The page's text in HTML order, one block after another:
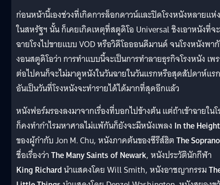
ก่อนหน้านี้เองช่วงที่เกิดการล็อกดาวน์และปิดโรงหนังหลายแห่ง
ในสหรัฐฯ นั้น ก็เคยเกิดเหตุที่สตูดิโอ Universal ชิงเอาหนังที่จะ
ฉายโรงไปขายแบบ VOD หรือวิดีโอออนดีมานด์ จนโรงหนังพา
งอนสตูดิโอว่า การทำแบบนี้จะเป็นการทำลายธุรกิจโรงหนัง เพ
ต่อไปคนก็จะไม่มาดูหนังในวันฉายในวันแรกหรือสุดสัปดาห์แรก
อันเป็นวันที่โรงหนังจะทำรายได้ได้มากที่สุดอีกแล้ว
หนังฟอร์มรองลงมาจากเรื่องที่บอกไปข้างต้น แต่ถ้าเข้าฉายในโ
ก็คงทำกำไรมหาศาลไม่แพ้กันก็ยังจะมีหนังเพลง In the
ของผู้กำกับ Jon M. Chu, หนังภาคต้นของซีรีส์ฮิตThe
ชื่อเรื่องว่าThe Many Saints of Newark, หนังประวัตินักกีฬา
King Richardนำแสดงโดย Will Smith, หนังอาชญากรรม